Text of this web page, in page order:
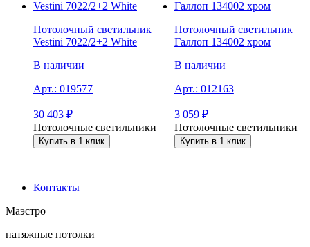
Потолочный светильник
Vestini 7022/2+2 White
В наличии
Арт.: 019577
30 403 ₽
Потолочные светильники
Купить в 1 клик
Потолочный светильник
Галлоп 134002 хром
В наличии
Арт.: 012163
3 059 ₽
Потолочные светильники
Купить в 1 клик
Контакты
Маэстро
натяжные потолки